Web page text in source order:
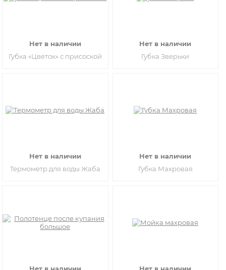
Нет в наличии
Губка «Цветок» с присоской
Нет в наличии
Губка Зверьки
Нет в наличии
Термометр для воды Жаба
Нет в наличии
Губка Махровая